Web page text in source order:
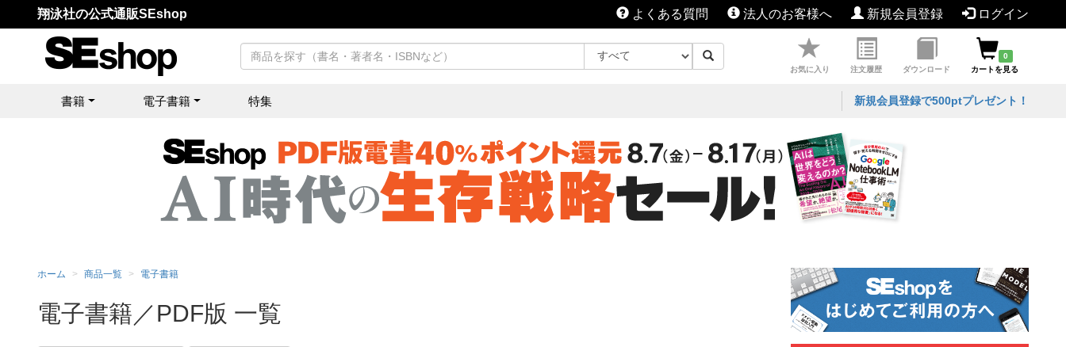
翔泳社の公式通販SEshop よくある質問 法人のお客様へ 新規会員登録 ログイン
お気に入り 注文履歴 ダウンロード
0
カートを見る
書籍 電子書籍 特集 新規会員登録で500ptプレゼント！
ホーム 商品一覧 電子書籍
電子書籍／PDF版 一覧